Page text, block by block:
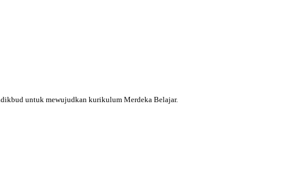
untuk mewujudkan kurikulum Merdeka Belajar.